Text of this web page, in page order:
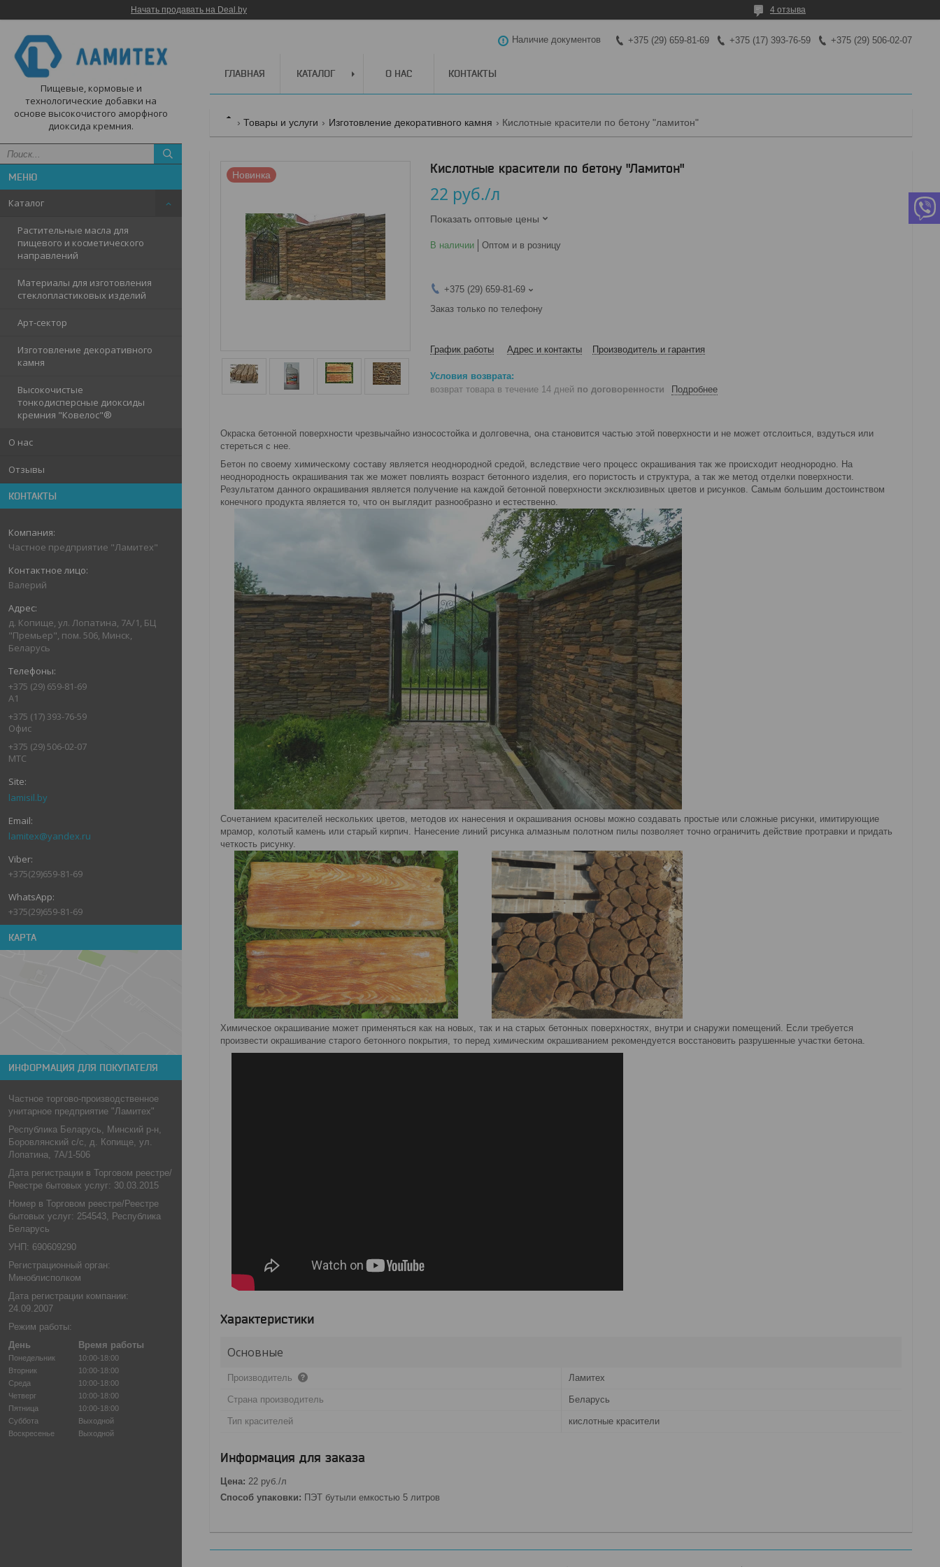
Начать продавать на Deal.by 4 отзыва
Пищевые, кормовые и
технологические добавки на
основе высокочистого аморфного
диоксида кремния.
Каталог
Растительные масла для
пищевого и косметического
направлений
Материалы для изготовления
стеклопластиковых изделий
Арт-сектор
Изготовление декоративного
камня
Высокочистые
тонкодисперсные диоксиды
кремния "Ковелос"®
О нас
Отзывы
КОНТАКТЫ
Частное предприятие "Ламитех"
Валерий
д. Копище, ул. Лопатина, 7А/1, БЦ
"Премьер", пом. 506, Минск,
Беларусь
+375 (29) 659-81-69
А1
+375 (17) 393-76-59
Офис
+375 (29) 506-02-07
МТС
lamisil.by
lamitex@yandex.ru
+375(29)659-81-69
+375(29)659-81-69
КАРТА
ИНФОРМАЦИЯ ДЛЯ ПОКУПАТЕЛЯ
Частное торгово-производственное
унитарное предприятие "Ламитех"
Республика Беларусь, Минский р-н,
Боровлянский с/с, д. Копище, ул.
Лопатина, 7А/1-506
Дата регистрации в Торговом реестре/
Реестре бытовых услуг: 30.03.2015
Номер в Торговом реестре/Реестре
бытовых услуг: 254543, Республика
Беларусь
УНП: 690609290
Регистрационный орган:
Миноблисполком
Дата регистрации компании:
24.09.2007
Режим работы:
День
Время работы
Понедельник
10:00-18:00
Вторник
10:00-18:00
Среда
10:00-18:00
Четверг
10:00-18:00
Пятница
10:00-18:00
Суббота
Выходной
Воскресенье
Выходной
Наличие документов +375 (29) 659-81-69 +375 (17) 393-76-59 +375 (29) 506-02-07
ГЛАВНАЯ КАТАЛОГ О НАС КОНТАКТЫ
Товары и услуги Изготовление декоративного камня Кислотные красители по бетону "ламитон"
Новинка Кислотные красители по бетону "Ламитон"
22 руб./л
Показать оптовые цены
В наличии Оптом и в розницу
+375 (29) 659-81-69
Заказ только по телефону
График работы Адрес и контакты Производитель и гарантия
возврат товара в течение 14 дней по договоренности Подробнее
Окраска бетонной поверхности чрезвычайно износостойка и долговечна, она становится частью этой поверхности и не может отслоиться, вздуться или
стереться с нее.
Бетон по своему химическому составу является неоднородной средой, вследствие чего процесс окрашивания так же происходит неоднородно. На
неоднородность окрашивания так же может повлиять возраст бетонного изделия, его пористость и структура, а так же метод отделки поверхности.
Результатом данного окрашивания является получение на каждой бетонной поверхности эксклюзивных цветов и рисунков. Самым большим достоинством
конечного продукта является то, что он выглядит разнообразно и естественно.
Сочетанием красителей нескольких цветов, методов их нанесения и окрашивания основы можно создавать простые или сложные рисунки, имитирующие
мрамор, колотый камень или старый кирпич. Нанесение линий рисунка алмазным полотном пилы позволяет точно ограничить действие протравки и придать
четкость рисунку.
Химическое окрашивание может применяться как на новых, так и на старых бетонных поверхностях, внутри и снаружи помещений. Если требуется
произвести окрашивание старого бетонного покрытия, то перед химическим окрашиванием рекомендуется восстановить разрушенные участки бетона.
Характеристики
Основные
Производитель Ламитех
Страна производитель Беларусь
Тип красителей кислотные красители
Информация для заказа
Цена: 22 руб. /л
Способ упаковки: ПЭТ бутыли емкостью 5 литров